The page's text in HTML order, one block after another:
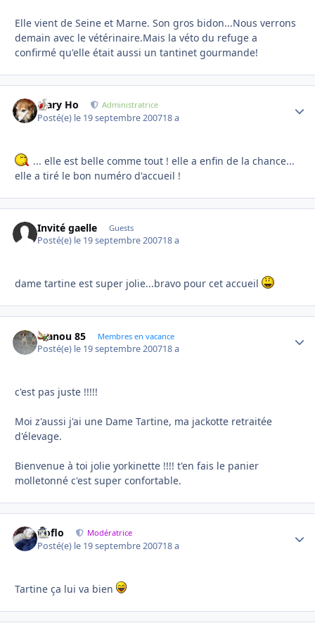
Elle vient de Seine et Marne. Son gros bidon...Nous verrons
demain avec le vétérinaire.Mais la véto du refuge a
confirmé qu'elle était aussi un tantinet gourmande!
Mary Ho Administratrice
Posté(e) le 19 septembre 200718 a
... elle est belle comme tout ! elle a enfin de la chance...
elle a tiré le bon numéro d'accueil !
Invité gaelle Guests
Posté(e) le 19 septembre 200718 a
dame tartine est super jolie...bravo pour cet accueil
manou 85 Membres en vacance
Posté(e) le 19 septembre 200718 a
c'est pas juste !!!!!
Moi z'aussi j'ai une Dame Tartine, ma jackotte retraitée
d'élevage.
Bienvenue à toi jolie yorkinette !!!! t'en fais le panier
molletonné c'est super confortable.
floflo Modératrice
Posté(e) le 19 septembre 200718 a
Tartine ça lui va bien